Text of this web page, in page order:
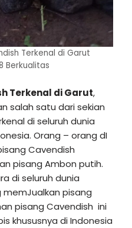
Terkenal di Garut
Berkualitas
Terkenal di Garut,
salah satu dari sekian
di seluruh dunia
Orang – orang dI
Cavendish
pisang Ambon putih.
di seluruh dunia
memJualkan pisang
pisang Cavendish ini
khususnya di Indonesia